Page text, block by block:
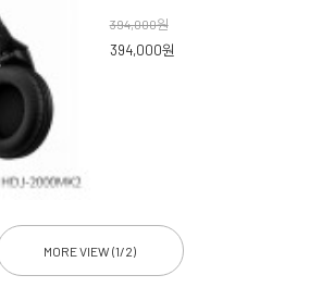
394,000원
394,000원
MORE VIEW (1/2)